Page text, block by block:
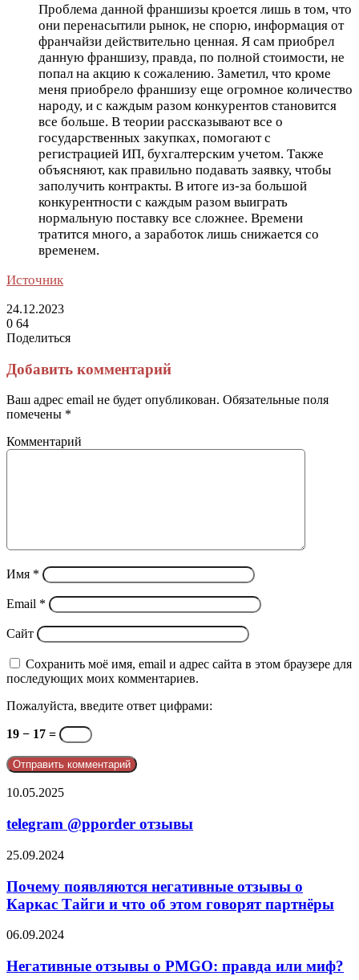
Проблема данной франшизы кроется лишь в том, что
они перенасытили рынок, не спорю, информация от
франчайзи действительно ценная. Я сам приобрел
данную франшизу, правда, по полной стоимости, не
попал на акцию к сожалению. Заметил, что кроме
меня приобрело франшизу еще огромное количество
народу, и с каждым разом конкурентов становится
все больше. В теории рассказывают все о
государственных закупках, помогают с
регистрацией ИП, бухгалтерским учетом. Также
объясняют, как правильно подавать заявку, чтобы
заполучить контракты. В итоге из-за большой
конкурентности с каждым разом выиграть
нормальную поставку все сложнее. Времени
тратится много, а заработок лишь снижается со
временем.
Источник
24.12.2023
0 64
Поделиться
через
электронную
почту
Добавить комментарий
Ваш адрес email не будет опубликован. Обязательные поля
помечены *
Комментарий
Имя *
Email *
Сайт
Сохранить моё имя, email и адрес сайта в этом браузере для
последующих моих комментариев.
Пожалуйста, введите ответ цифрами:
19 − 17 =
telegram
отзывы
10.05.2025
telegram @pporder отзывы
Почему
негативные
отзывы
о
Тайги
что
25.09.2024
Почему появляются негативные отзывы о
Каркас Тайги и что об этом говорят партнёры
Негативные
о
06.09.2024
Негативные отзывы о PMGO: правда или миф?